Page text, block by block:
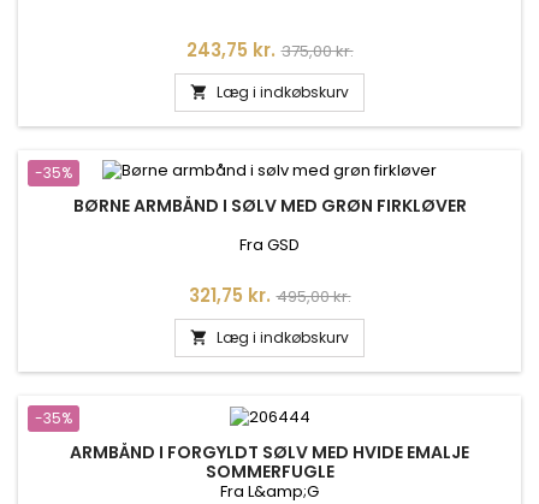
Pris
243,75 kr. Normalpris
375,00 kr.
 Læg i indkøbskurv
-35%
BØRNE ARMBÅND I SØLV MED GRØN FIRKLØVER
Fra GSD
Pris
321,75 kr. Normalpris
495,00 kr.
 Læg i indkøbskurv
-35%
ARMBÅND I FORGYLDT SØLV MED HVIDE EMALJE
SOMMERFUGLE
Fra L&amp;G